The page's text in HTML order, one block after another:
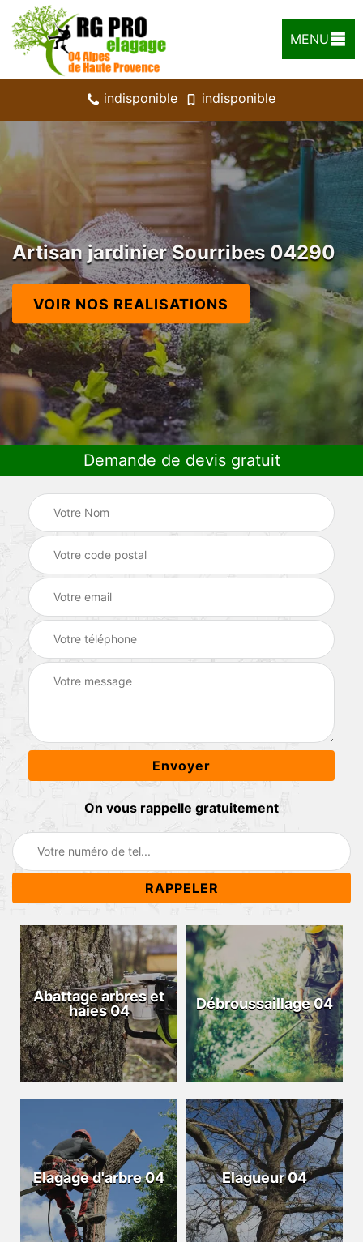
MENU
indisponible indisponible
Artisan jardinier Sourribes 04290
VOIR NOS REALISATIONS
Demande de devis gratuit
On vous rappelle gratuitement
Abattage arbres et
haies 04
Débroussaillage 04
Elagage d'arbre 04 Elagueur 04